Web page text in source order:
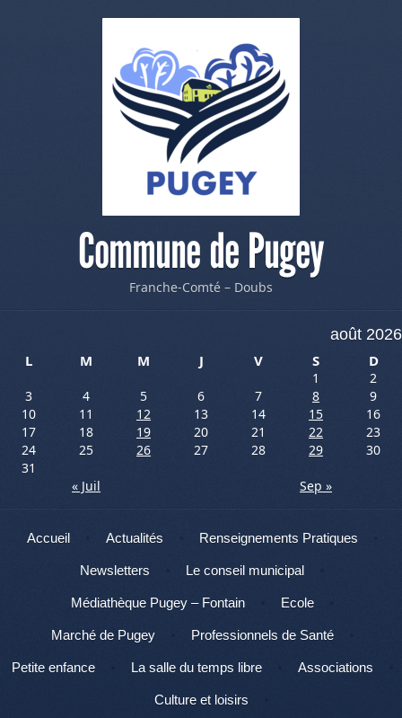
Commune de Pugey
Franche-Comté – Doubs
août 2026
L
M M J V S D
1
2
3
4 5 6 7 8
9
10
11 12 13 14 15
16
17
18 19 20 21 22
23
24
25 26 27 28 29
30
31
« Juil
Sep »
Menu
Aller au contenu
Accueil Actualités Renseignements Pratiques
Newsletters Le conseil municipal
Médiathèque Pugey – Fontain Ecole
Marché de Pugey Professionnels de Santé
Petite enfance La salle du temps libre Associations
Culture et loisirs